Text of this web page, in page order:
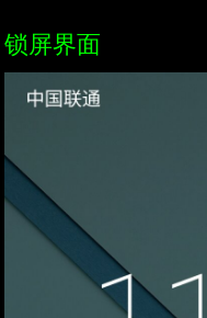
锁屏界面